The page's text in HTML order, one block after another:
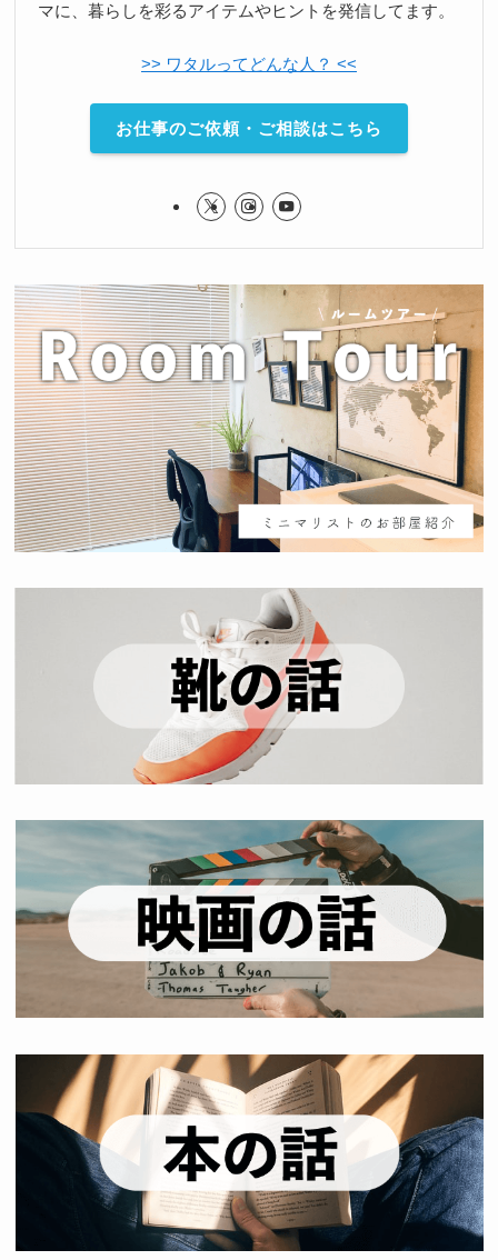
マに、暮らしを彩るアイテムやヒントを発信してます。
>> ワタルってどんな人？ <<
お仕事のご依頼・ご相談はこちら